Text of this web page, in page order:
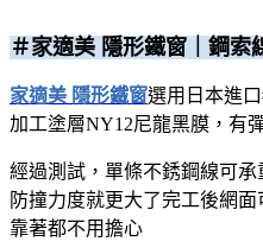
＃家適美 隱形鐵窗｜鋼索
家適美 隱形鐵窗選用日本進
加工塗層NY12尼龍黑膜，有
經過測試，單條不銹鋼線可承
防撞力度就更大了完工後網面
靠著都不用擔心